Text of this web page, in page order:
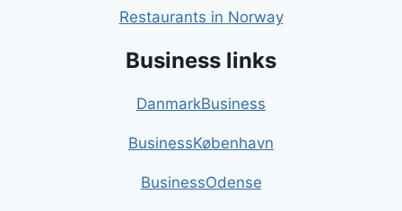
Restaurants in Norway
Business links
DanmarkBusiness
BusinessKøbenhavn
BusinessOdense